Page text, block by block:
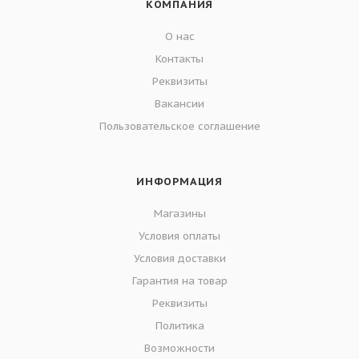
КОМПАНИЯ
О нас
Контакты
Реквизиты
Вакансии
Пользовательское соглашение
ИНФОРМАЦИЯ
Магазины
Условия оплаты
Условия доставки
Гарантия на товар
Реквизиты
Политика
Возможности